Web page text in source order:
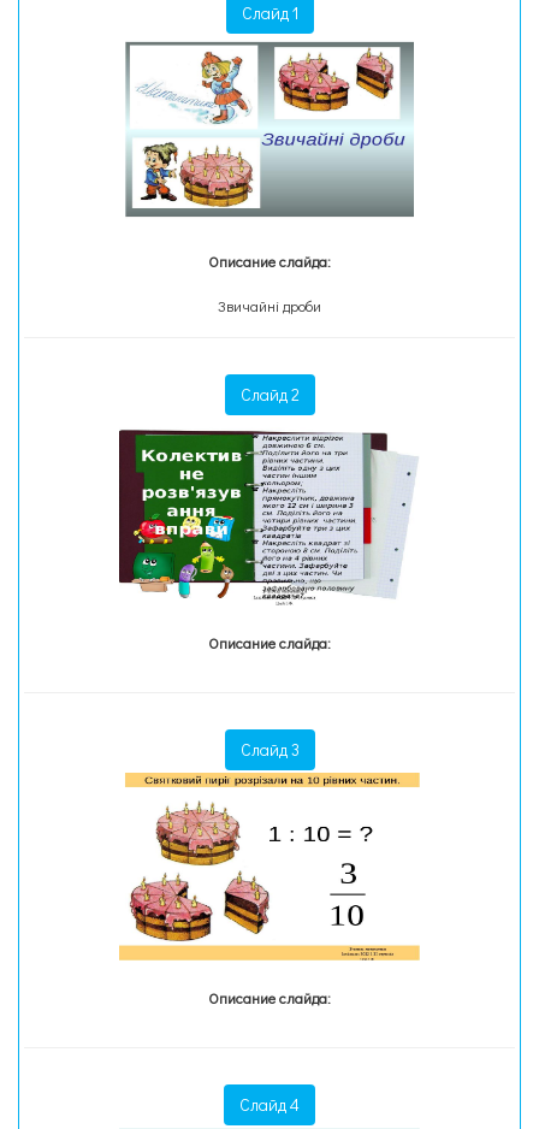
Слайд 1
Описание слайда:
Звичайні дроби
Слайд 2
Описание слайда:
Слайд 3
Описание слайда:
Слайд 4